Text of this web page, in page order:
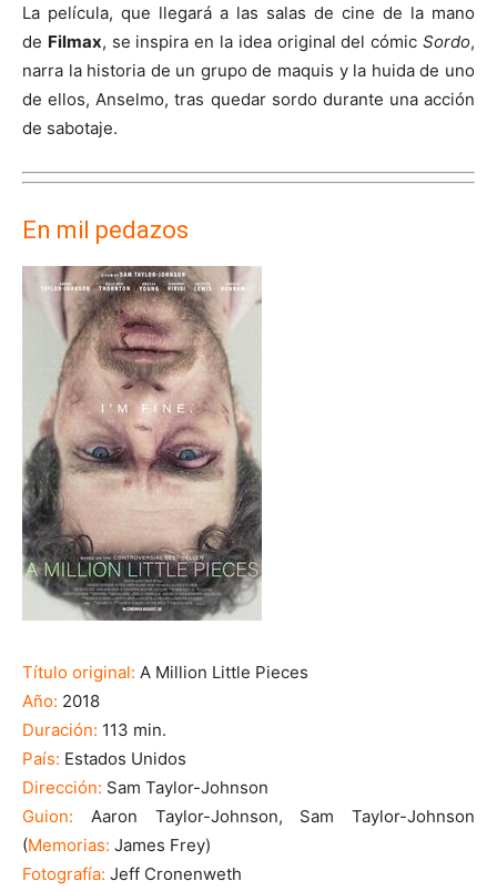
La película, que llegará a las salas de cine de la mano
de Filmax, se inspira en la idea original del cómicSordo,
narra la historia de un grupo de maquis y la huida de uno
de ellos, Anselmo, tras quedar sordo durante una acción
de sabotaje.
En mil pedazos
Título original: A Million Little Pieces
Año: 2018
Duración: 113 min.
País: Estados Unidos
Dirección: Sam Taylor-Johnson
Guion: Aaron Taylor-Johnson, Sam Taylor-Johnson
(Memorias: James Frey)
Fotografía: Jeff Cronenweth